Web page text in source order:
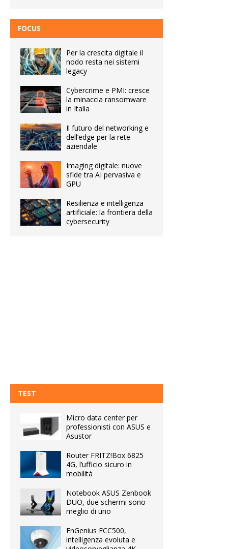
FOCUS
Per la crescita digitale il
nodo resta nei sistemi
legacy
Cybercrime e PMI: cresce
la minaccia ransomware
in Italia
Il futuro del networking e
dell’edge per la rete
aziendale
Imaging digitale: nuove
sfide tra AI pervasiva e
GPU
Resilienza e intelligenza
artificiale: la frontiera della
cybersecurity
TEST
Micro data center per
professionisti con ASUS e
Asustor
Router FRITZ!Box 6825
4G, l’ufficio sicuro in
mobilità
Notebook ASUS Zenbook
DUO, due schermi sono
meglio di uno
EnGenius ECC500,
intelligenza evoluta e